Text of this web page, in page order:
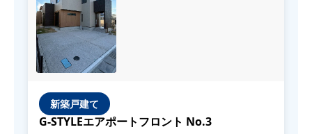
新築戸建て
G-STYLEエアポートフロント No.3